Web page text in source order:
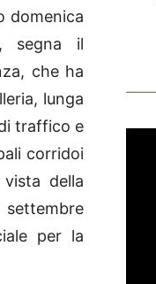
domenica
segna il
che ha
lunga
traffico e
corridoi
della
per la